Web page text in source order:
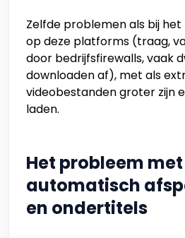
Zelfde problemen als bij het
op deze platforms (traag,
door bedrijfsfirewalls, vaak
downloaden af), met als
videobestanden groter zijn
laden.
Het probleem met
automatisch
en ondertitels